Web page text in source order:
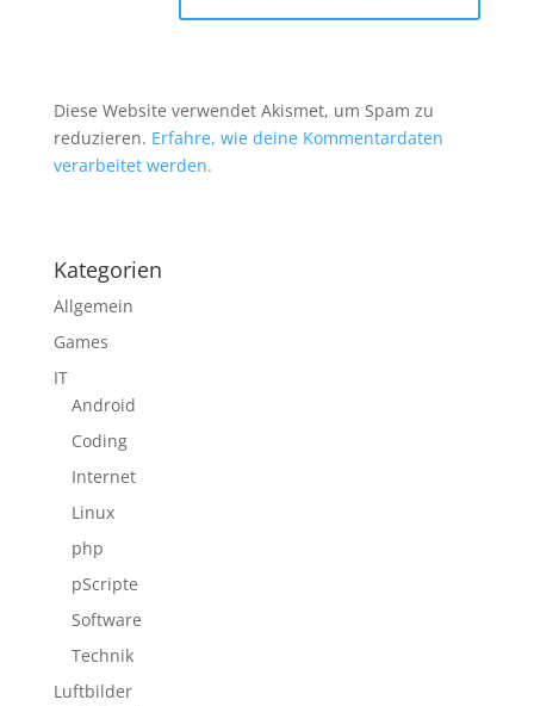
Diese Website verwendet Akismet, um Spam zu
reduzieren. Erfahre, wie deine Kommentardaten
verarbeitet werden.
Kategorien
Allgemein
Games
IT
Android
Coding
Internet
Linux
php
pScripte
Software
Technik
Luftbilder